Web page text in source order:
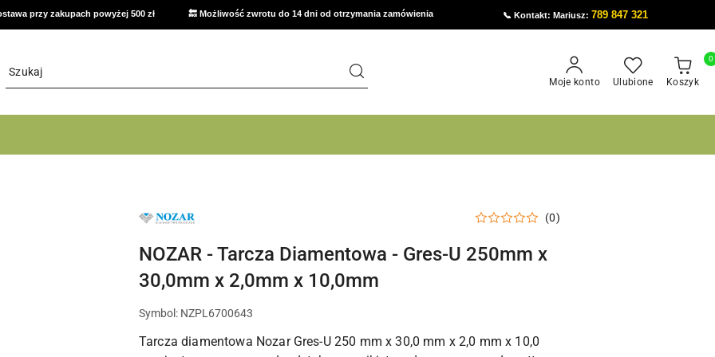
przy zakupach powyżej 500 zł 🔙 Możliwość zwrotu do 14 dni od otrzymania zamówienia 📞 Kontakt: Mariusz:789 847 321
Moje konto Ulubione Koszyk
0
NAZWA
PRODUCENTA:
(0)
NOZAR - Tarcza Diamentowa - Gres-U 250mm x
30,0mm x 2,0mm x 10,0mm
Symbol: NZPL6700643
Tarcza diamentowa Nozar Gres-U 250 mm x 30,0 mm x 2,0 mm x 10,0